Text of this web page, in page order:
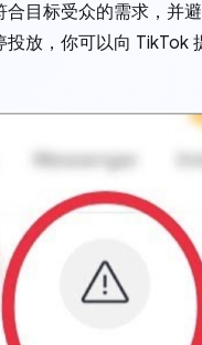
目标受众的需求，并
放，你可以向 TikTok